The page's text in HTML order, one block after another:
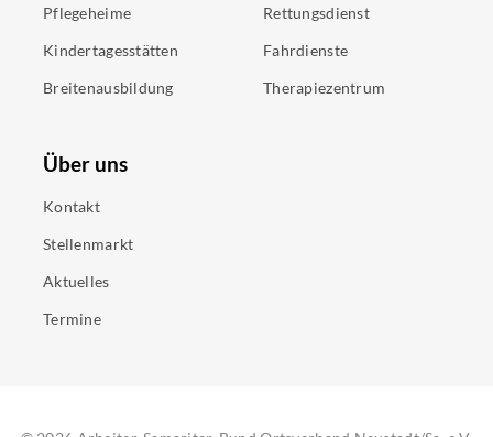
Pflegeheime
Kindertagesstätten
Breitenausbildung
Rettungsdienst
Fahrdienste
Therapiezentrum
Über uns
Kontakt
Stellenmarkt
Aktuelles
Termine